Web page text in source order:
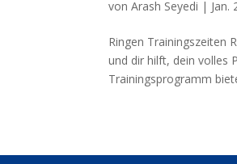
vonArash Seyedi | Jan.
Ringen Trainingszeiten
und dir hilft, dein volles
Trainingsprogramm